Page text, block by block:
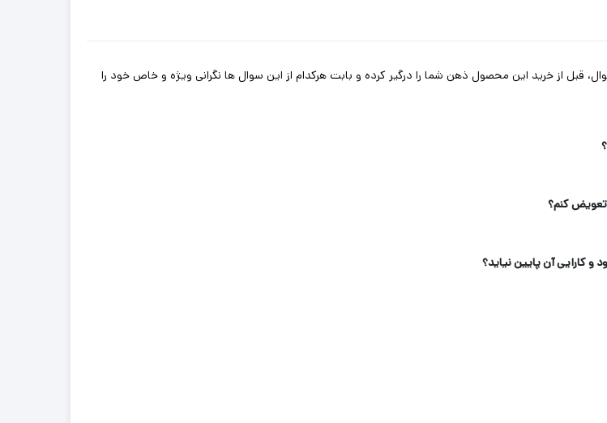
قبل از خرید این محصول ذهن شما را درگیر کرده و بابت هرکدام از این سوال ها نگرانی ویژه و خاص خود را
تعویض کنم؟
و کارایی آن پایین نیاید؟